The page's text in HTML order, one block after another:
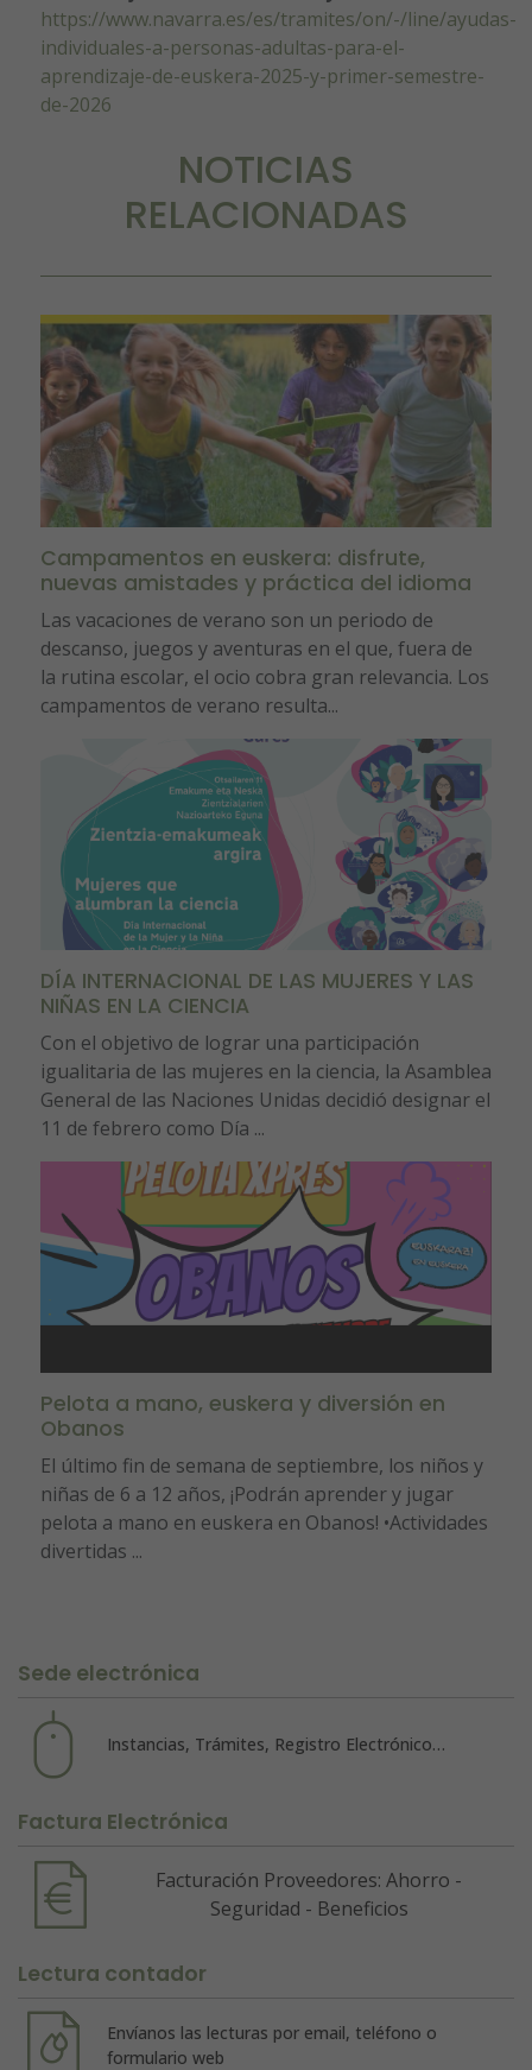
https://www.navarra.es/es/tramites/on/-/line/ayudas-
individuales-a-personas-adultas-para-el-
aprendizaje-de-euskera-2025-y-primer-semestre-
de-2026
NOTICIAS
RELACIONADAS
Campamentos en euskera: disfrute,
nuevas amistades y práctica del idioma
Las vacaciones de verano son un periodo de
descanso, juegos y aventuras en el que, fuera de
la rutina escolar, el ocio cobra gran relevancia. Los
campamentos de verano resulta...
DÍA INTERNACIONAL DE LAS MUJERES Y LAS
NIÑAS EN LA CIENCIA
Con el objetivo de lograr una participación
igualitaria de las mujeres en la ciencia, la Asamblea
General de las Naciones Unidas decidió designar el
11 de febrero como Día ...
Pelota a mano, euskera y diversión en
Obanos
El último fin de semana de septiembre, los niños y
niñas de 6 a 12 años, ¡Podrán aprender y jugar
pelota a mano en euskera en Obanos! •Actividades
divertidas ...
Sede electrónica
Instancias, Trámites, Registro Electrónico…
Factura Electrónica
Facturación Proveedores: Ahorro -
Seguridad - Beneficios
Lectura contador
Envíanos las lecturas por email, teléfono o
formulario web